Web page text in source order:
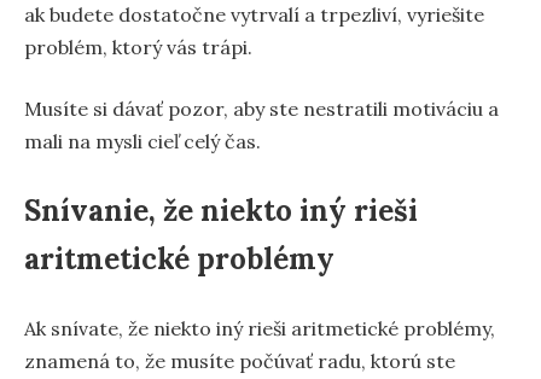
ak budete dostatočne vytrvalí a trpezliví, vyriešite
problém, ktorý vás trápi.
Musíte si dávať pozor, aby ste nestratili motiváciu a
mali na mysli cieľ celý čas.
Snívanie, že niekto iný rieši
aritmetické problémy
Ak snívate, že niekto iný rieši aritmetické problémy,
znamená to, že musíte počúvať radu, ktorú ste